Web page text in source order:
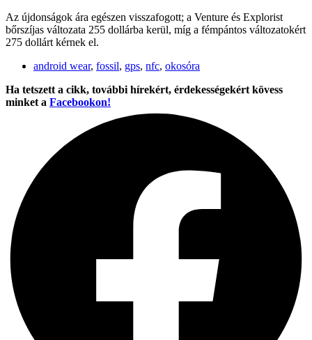
Az újdonságok ára egészen visszafogott; a Venture és Explorist
bőrszíjas változata 255 dollárba kerül, míg a fémpántos változatokért
275 dollárt kérnek el.
android wear, fossil, gps, nfc, okosóra
Ha tetszett a cikk, további hírekért, érdekességekért kövess
minket a Facebookon!